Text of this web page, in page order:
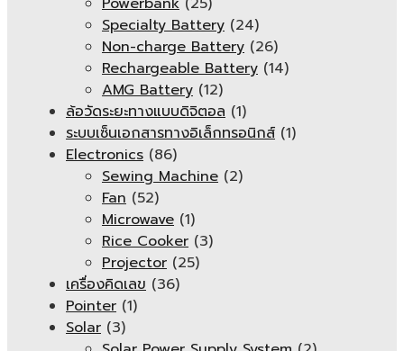
Specialty Battery (24)
Non-charge Battery (26)
Rechargeable Battery (14)
AMG Battery (12)
ล้อวัดระยะทางแบบดิจิตอล (1)
ระบบเซ็นเอกสารทางอิเล็กทรอนิกส์ (1)
Electronics (86)
Sewing Machine (2)
Fan (52)
Microwave (1)
Rice Cooker (3)
Projector (25)
เครื่องคิดเลข (36)
Pointer (1)
Solar (3)